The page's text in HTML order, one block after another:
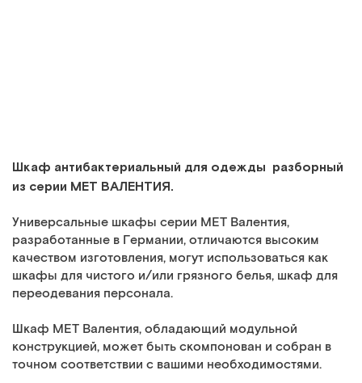
Шкаф антибактериальный для одежды разборный
из серии МЕТ ВАЛЕНТИЯ.
Универсальные шкафы серии МЕТ Валентия,
разработанные в Германии, отличаются высоким
качеством изготовления, могут использоваться как
шкафы для чистого и/или грязного белья, шкаф для
переодевания персонала.
Шкаф МЕТ Валентия, обладающий модульной
конструкцией, может быть скомпонован и собран в
точном соответствии с вашими необходимостями.